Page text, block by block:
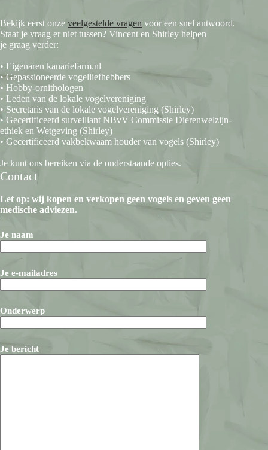
Bekijk eerst onze veelgestelde vragen voor een snel antwoord.
Staat je vraag er niet tussen? Vincent en Shirley helpen
je graag verder:
• Eigenaren kanariefarm.nl
• Gepassioneerde vogelliefhebbers
• Hobby-ornithologen
• Leden van de lokale vogelvereniging
• Secretaris van de lokale vogelvereniging (Shirley)
• Gecertificeerd surveillant NBvV Commissie Dierenwelzijn-
ethiek en Wetgeving (Shirley)
• Gecertificeerd vakbekwaam houder van vogels (Shirley)
Je kunt ons bereiken via de onderstaande opties.
Contact
Let op: wij kopen en verkopen geen vogels en geven geen
medische adviezen.
Je naam
Je e-mailadres
Onderwerp
Je bericht